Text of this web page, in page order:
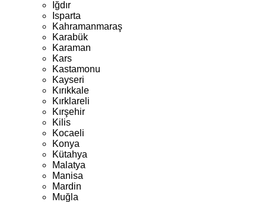
Iğdır
Isparta
Kahramanmaraş
Karabük
Karaman
Kars
Kastamonu
Kayseri
Kırıkkale
Kırklareli
Kırşehir
Kilis
Kocaeli
Konya
Kütahya
Malatya
Manisa
Mardin
Muğla